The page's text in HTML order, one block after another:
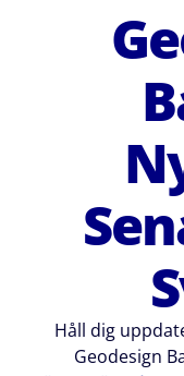
Håll dig
Geodesign